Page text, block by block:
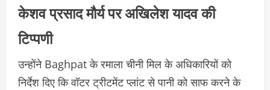
केशव प्रसाद मौर्य पर अखिलेश यादव की
टिप्पणी
उन्होंने Baghpat के रमाला चीनी मिल के अधिकारियों को
निर्देश दिए कि वॉटर ट्रीटमेंट प्लांट से पानी को साफ करने के